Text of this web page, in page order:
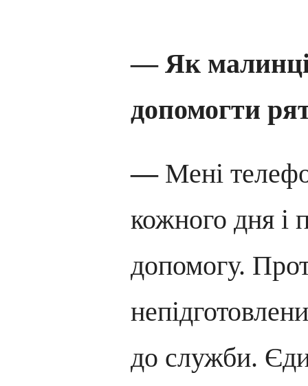
— Як
допомогти
—Мені
кожного дня і
допомогу.
до служби.